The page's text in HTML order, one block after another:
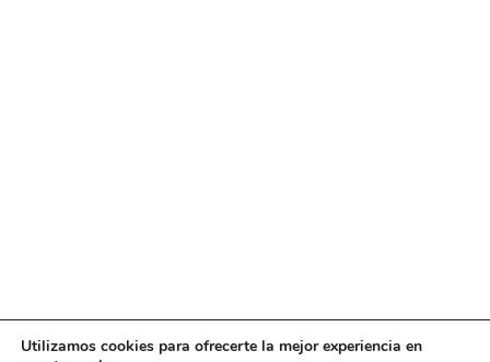
Utilizamos cookies para ofrecerte la mejor experiencia en